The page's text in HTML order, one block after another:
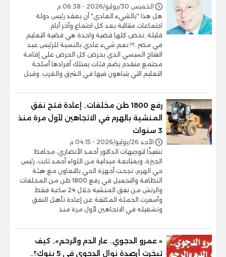
الخميس 30/يوليو/2026 - 06:38 م
هل هذا "بالشيء العادي" أن يعقد رئيس دولة
اجتماعات متتالية بعد كل اجتماع وآخر أيام
قليلة..تخص كلها قضية واحدة هي قضية التعليم
في مصر..؟! نعم شيء عادي بالنسبة للرئيس عبد
الفتاح السيسي الذي يحرص كل الحرص على إقامة
مجتمع متقدم يضم فئات يمتلك أفرادها أسلحة
التعليم التي يتباهون فيها في الشرق والغرب. وقبل
رفع 1800 طن مخلفات.. إعادة فتح نفق
المنشية بالهرم في الاتجاهين لأول مرة منذ
3 سنوات
الأحد 26/يوليو/2026 - 04:15 م
تنفيذًا لتوجيهات الدكتور أحمد الأنصاري، محافظ
الجيزة، وبمتابعة ميدانية من اللواء أحمد ثابت، رئيس
حي الهرم، نجحت أجهزة الحي بالتعاون مع هيئة
النظافة والتجميل في رفع 1800 طن من المخلفات
والرتش من نفق المنشية خلال 24 ساعة فقط.
وأسفرت الحملة المكثفة عن إعادة تأهيل النفق
وتشغيله في الاتجاهين لأول مرة منذ
« عمرو الدجوي.. عار الدم والرحم».. كيف
تبخرت أرصدة نوال الدجوي في 5 بنوك؟..